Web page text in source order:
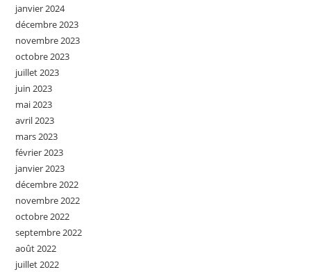
janvier 2024
décembre 2023
novembre 2023
octobre 2023
juillet 2023
juin 2023
mai 2023
avril 2023
mars 2023
février 2023
janvier 2023
décembre 2022
novembre 2022
octobre 2022
septembre 2022
août 2022
juillet 2022